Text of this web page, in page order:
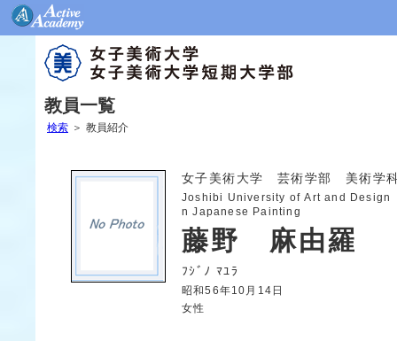
教員一覧
検索 ＞ 教員紹介
女子美術大学 芸術学部 美術学
Joshibi University of Art and
n Japanese Painting
藤野 麻由羅
ﾌｼﾞﾉ ﾏﾕﾗ
昭和56年10月14日
女性